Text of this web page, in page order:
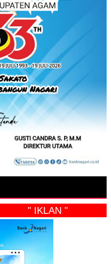
" IKLAN "